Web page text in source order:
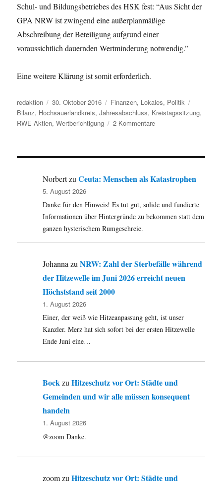
Schul- und Bildungsbetriebes des HSK fest: “Aus Sicht der
GPA NRW ist zwingend eine außerplanmäßige
Abschreibung der Beteiligung aufgrund einer
voraussichtlich dauernden Wertminderung notwendig.”
Eine weitere Klärung ist somit erforderlich.
Autor
redaktion
Veröffentlicht
am
30. Oktober 2016 Kategorien
Finanzen, Lokales, Politik
Bilanz, Hochsauerlandkreis,Jahresabschluss, Kreistagssitzung,
RWE-Aktien,Wertberichtigung 2 Kommentarezu
Bilanzkosmetik
HSK?
NorbertzuCeuta: Menschen als Katastrophen
5. August 2026
Danke für den Hinweis! Es tut gut, solide und fundierte
Informationen über Hintergründe zu bekommen statt dem
ganzen hysterischem Rumgeschreie.
JohannazuNRW: Zahl der Sterbefälle während
der Hitzewelle im Juni 2026 erreicht neuen
Höchststand seit 2000
1. August 2026
Einer, der weiß wie Hitzeanpassung geht, ist unser
Kanzler. Merz hat sich sofort bei der ersten Hitzewelle
Ende Juni eine…
BockzuHitzeschutz vor Ort: Städte und
Gemeinden und wir alle müssen konsequent
handeln
1. August 2026
@zoom Danke.
zoomzuHitzeschutz vor Ort: Städte und